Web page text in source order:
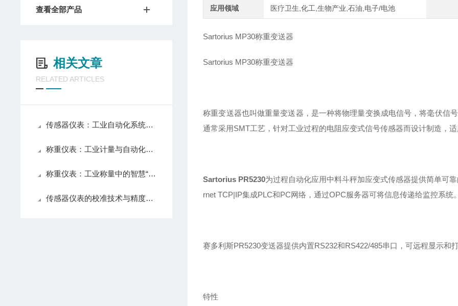
应用领域 医疗卫生,化工,生物产业,石油,电子/电池
Sartorius MP30称重变送器
Sartorius MP30称重变送器
称重变送器也叫做重量变送器，是一种将物理量变换成电信号，将毫伏信
通常采用SMT工艺，针对工业过程的电阻应变式信号传感器而设计制造，适
Sartorius PR5230为过程自动化应用中料斗秤加应变式传感器提供简单可
rnet TCP|IP集成PLC和PC网络 ，通过OPC服务器可将信息传递给监控系统。
赛多利斯PR5230变送器提供内置RS232和RS422/485串口，可远程显示和打
特性
查看全部产品
相关文章
RELATED ARTICLES
传感器仪表：工业自动化系统的感知核心
称重仪表：工业计量与自动化控制的核心组件
称重仪表：工业称量中的智慧“大脑”
传感器仪表的校准技术与精度提升方法